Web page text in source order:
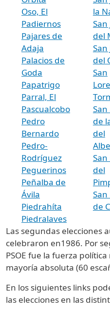
Oso, El
Padiernos
Pajares de
Adaja
Palacios de
Goda
Papatrigo
Parral, El
Pascualcobo
Pedro
Bernardo
Pedro-
Rodríguez
Peguerinos
Peñalba de
Ávila
Piedrahíta
Piedralaves
la
San
del
San
del
San
de
del
del
de
Las segundas elecciones
celebraron en1986. Por
PSOE fue la fuerza
mayoría absoluta (60
En los siguientes links
las elecciones en las